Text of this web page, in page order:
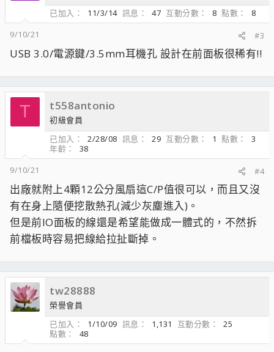
已加入
11/3/14 訊息 47 互動分數 8 點數
8
9/10/21
#3
USB 3.0/電源鍵/3.5mm耳機孔 設計在前面板很稀有!!
T t558antonio
初級會員
已加入
2/28/08 訊息 29 互動分數 1 點數
3
年齡
38
9/10/21
#4
出廠就附上4顆12公分風扇這C/P值很可以，而且又沒
有在身上隨便挖散熱孔(減少灰塵進入)。
但是前IO面板的線還是希望能做成一體式的，不然拆
前檔板時容易把線給拉扯斷掉。
tw28888
榮譽會員
已加入
1/10/09 訊息 1,131 互動分數
25
點數
48